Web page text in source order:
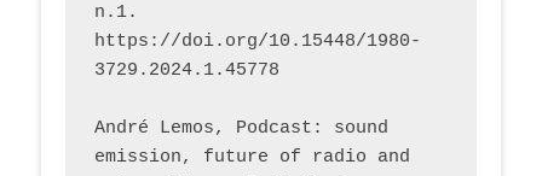
n.1.
https://doi.org/10.15448/1980-
3729.2024.1.45778
André Lemos, Podcast: sound
emission, future of radio and